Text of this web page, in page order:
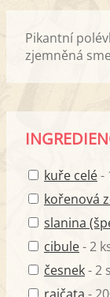
Pikantní
zjemněná
kuře celé-
kořenová
slanina
cibule- 2
česnek- 2